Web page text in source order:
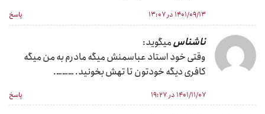
۱۴۰۱/۰۹/۱۳ در ۱۳:۰۷ پاسخ
ناشناسمیگوید:
وقتی خود استاد عباسمنش میگه مادرم به من میگه
کافری دیگه خودتون تا تهش بخونید. ……….
۱۴۰۱/۱۱/۰۷ در ۱۹:۲۷ پاسخ